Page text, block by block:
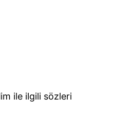
ile ilgili sözleri